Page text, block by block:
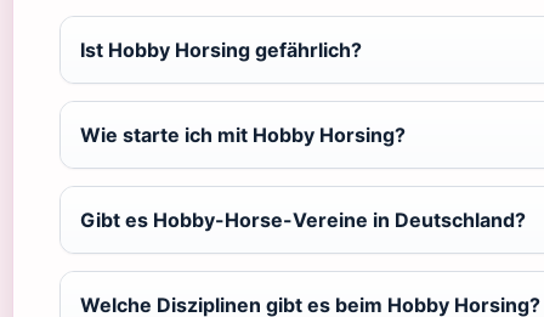
Ist Hobby Horsing gefährlich?
Wie starte ich mit Hobby Horsing?
Gibt es Hobby-Horse-Vereine in Deutschland?
Welche Disziplinen gibt es beim Hobby Horsing?